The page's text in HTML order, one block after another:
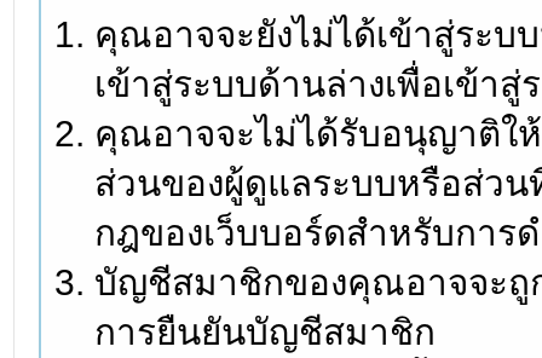
คุณอาจจะยังไม่ได้เข้าสู่ระบ
เข้าสู่ระบบด้านล่างเพื่อเข้า
คุณอาจจะไม่ได้รับอนุญาติใ
ส่วนของผู้ดูแลระบบหรือส่ว
กฎของเว็บบอร์ดสำหรับการ
บัญชีสมาชิกของคุณอาจจะถู
การยืนยันบัญชีสมาชิก